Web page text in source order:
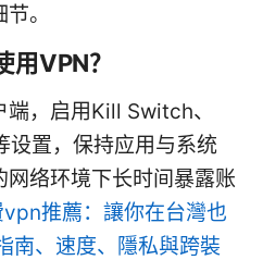
。
用VPN？
，启用Kill Switch、
设置，保持应用与系统
络环境下长时间暴露账
推薦：讓你在台灣也
南、速度、隱私與跨裝